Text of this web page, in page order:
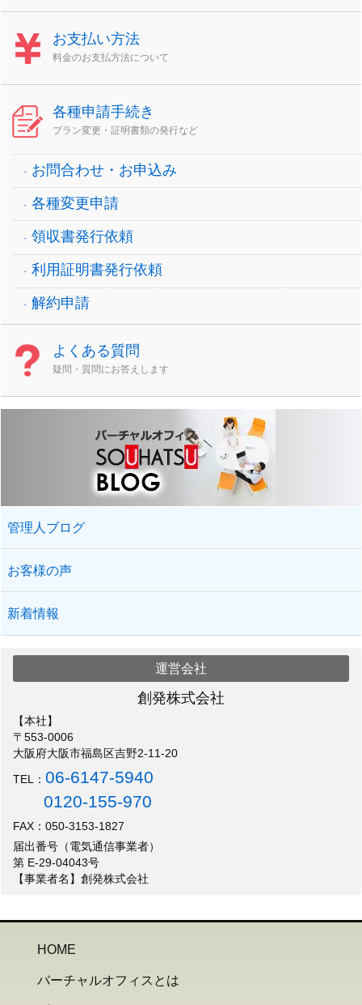
お支払い方法
料金のお支払方法について
各種申請手続き
プラン変更・証明書類の発行など
お問合わせ・お申込み
各種変更申請
領収書発行依頼
利用証明書発行依頼
解約申請
よくある質問
疑問・質問にお答えします
管理人ブログ
お客様の声
新着情報
運営会社
創発株式会社
【本社】
〒553-0006
大阪府大阪市福島区吉野2-11-20
TEL：06-6147-5940
0120-155-970
FAX：050-3153-1827
届出番号（電気通信事業者）
第 E-29-04043号
【事業者名】創発株式会社
HOME
バーチャルオフィスとは